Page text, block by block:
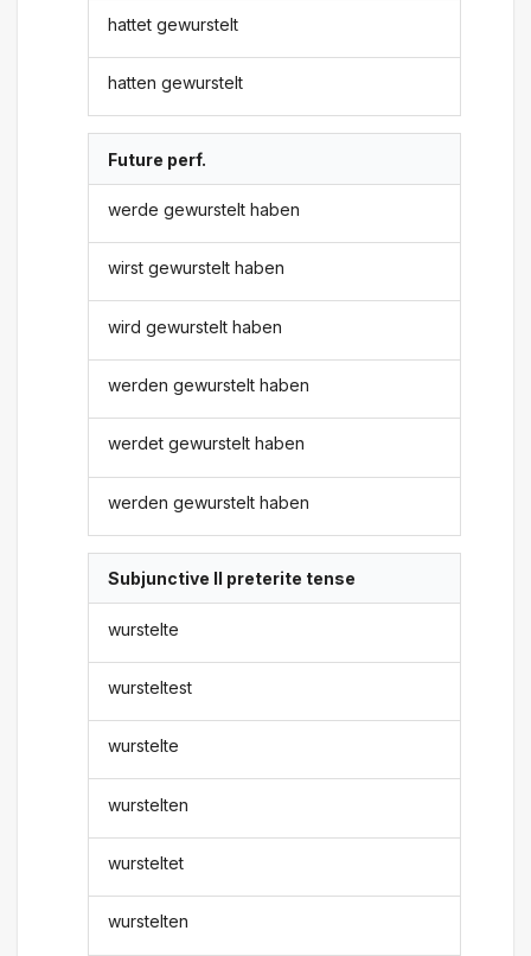
hattet gewurstelt
hatten gewurstelt
Future perf.
werde gewurstelt haben
wirst gewurstelt haben
wird gewurstelt haben
werden gewurstelt haben
werdet gewurstelt haben
werden gewurstelt haben
Subjunctive II preterite tense
wurstelte
wursteltest
wurstelte
wurstelten
wursteltet
wurstelten